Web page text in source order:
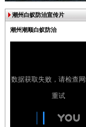
潮州白蚁防治宣传片
潮州潮顺白蚁防治